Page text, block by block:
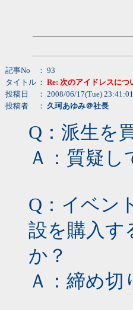
記事No
： 93
タイトル ： Re: 次のアイドレスにつ
投稿日
： 2008/06/17(Tue) 23:41:01
投稿者
： 久珂あゆみ＠社長
Q：派生を
Ａ：質疑
Q：イベン
設を購入す
か？
Ａ：締め